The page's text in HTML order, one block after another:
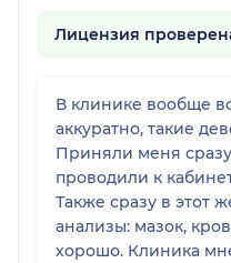
Лицензия
В клинике вообще
аккуратно, такие
Приняли меня
проводили к
Также сразу в этот
анализы: мазок,
хорошо. Клиника